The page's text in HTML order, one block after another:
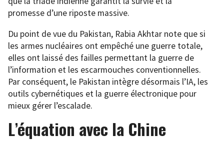
promesse d’une riposte massive.
Du point de vue du Pakistan, Rabia Akhtar note que si
les armes nucléaires ont empêché une guerre totale,
elles ont laissé des failles permettant la guerre de
l’information et les escarmouches conventionnelles.
Par conséquent, le Pakistan intègre désormais l’IA, les
outils cybernétiques et la guerre électronique pour
mieux gérer l’escalade.
L’équation avec la Chine